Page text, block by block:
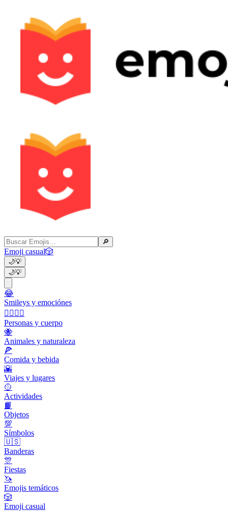
🔎
Emoji casual🎲
🌙💡
🌙💡
😂
Smileys y emociónes
👩‍❤️‍💋‍👨
Personas y cuerpo
🐝
Animales y naturaleza
🍕
Comida y bebida
🌇
Viajes y lugares
🥎
Actividades
📙
Objetos
💯
Símbolos
🇺🇸
Banderas
🎊
Fiestas
🦄
Emojis temáticos
🎲
Emoji casual